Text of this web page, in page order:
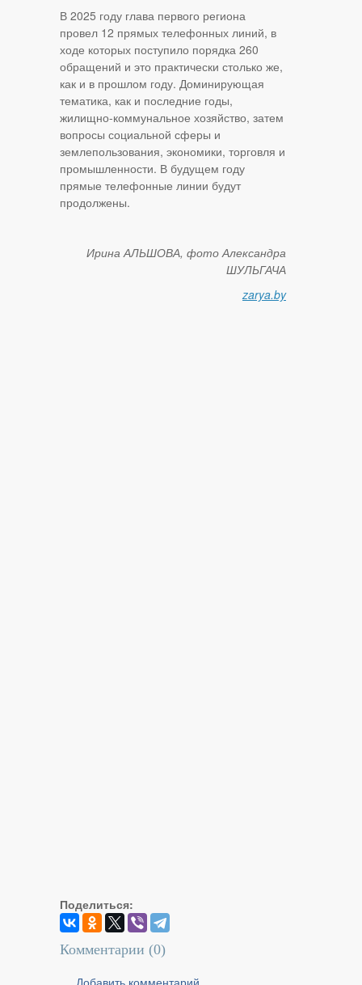
В 2025 году глава первого региона
провел 12 прямых телефонных линий, в
ходе которых поступило порядка 260
обращений и это практически столько же,
как и в прошлом году. Доминирующая
тематика, как и последние годы,
жилищно-коммунальное хозяйство, затем
вопросы социальной сферы и
землепользования, экономики, торговля и
промышленности. В будущем году
прямые телефонные линии будут
продолжены.
Ирина АЛЬШОВА, фото Александра
ШУЛЬГАЧА
zarya.by
Поделиться:
Комментарии (0)